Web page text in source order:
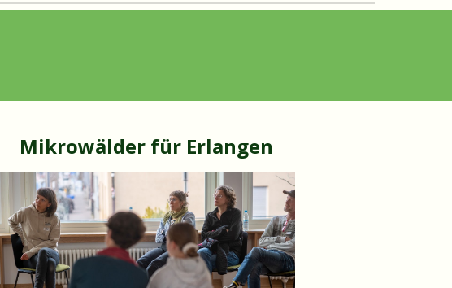
Mikrowälder für Erlangen